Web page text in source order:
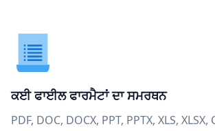
ਕਈ ਫਾਈਲ ਫਾਰਮੈਟਾਂ ਦਾ ਸਮਰਥਨ
PDF, DOC, DOCX, PPT, PPTX, XLS,